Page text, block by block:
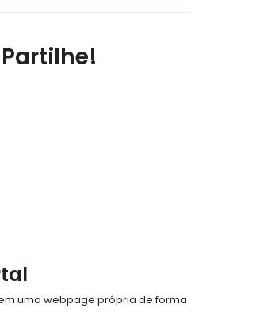
uma webpage própria de forma